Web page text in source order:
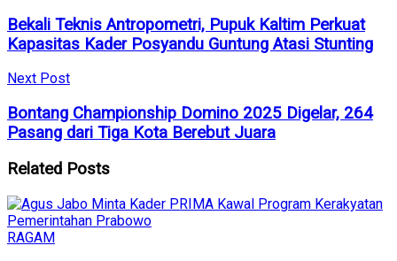
Bekali Teknis Antropometri, Pupuk Kaltim Perkuat
Kapasitas Kader Posyandu Guntung Atasi Stunting
Next Post
Bontang Championship Domino 2025 Digelar, 264
Pasang dari Tiga Kota Berebut Juara
Related Posts
RAGAM